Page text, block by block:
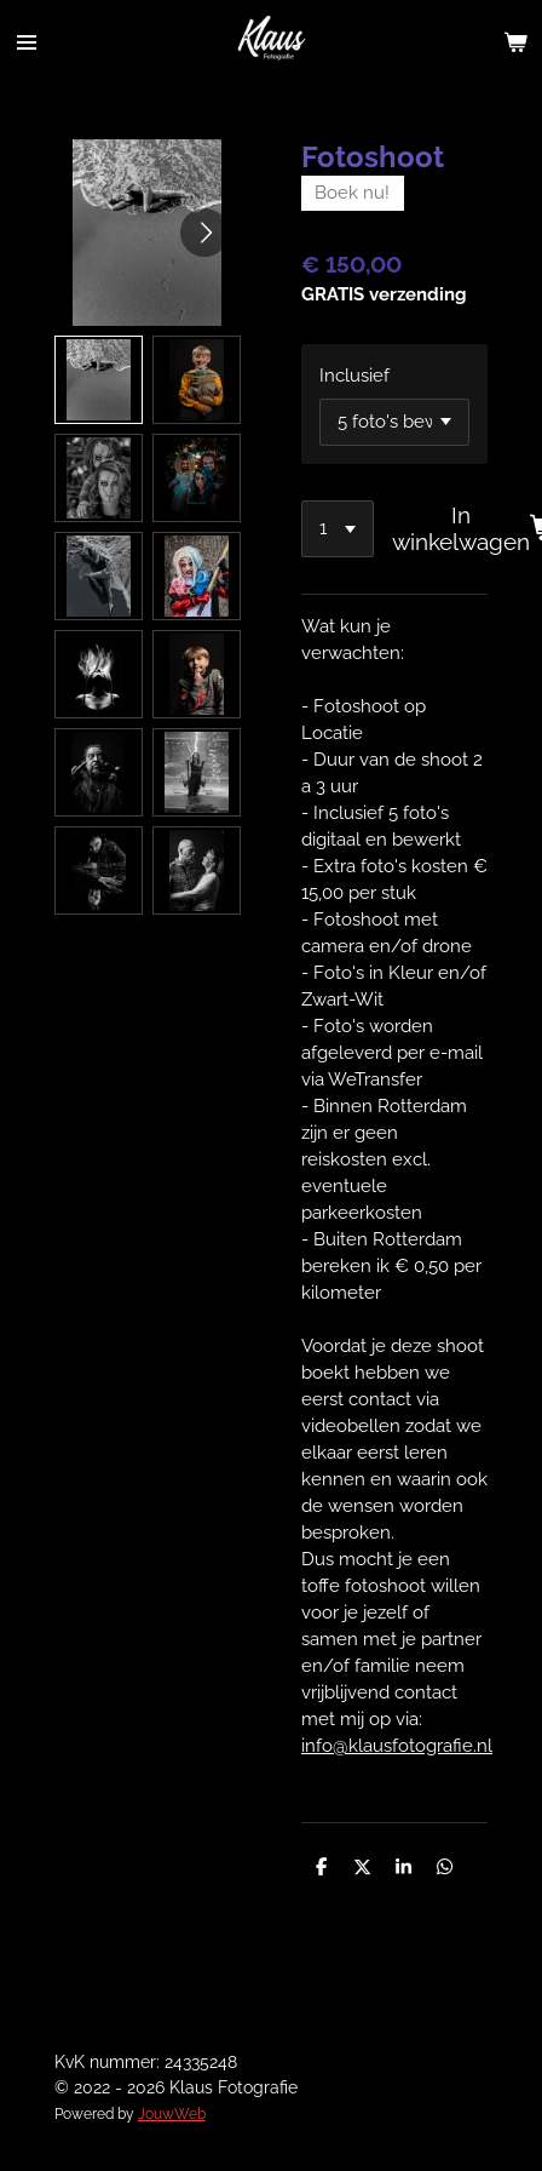
direct
Fotoshoot
Boek nu!
€ 150,00
GRATIS verzending
Inclusief
In
winkelwagen
Wat kun je
verwachten:
- Fotoshoot op
Locatie
- Duur van de shoot 2
a 3 uur
- Inclusief 5 foto's
digitaal en bewerkt
- Extra foto's kosten €
15,00 per stuk
- Fotoshoot met
camera en/of drone
- Foto's in Kleur en/of
Zwart-Wit
- Foto's worden
afgeleverd per e-mail
via WeTransfer
- Binnen Rotterdam
zijn er geen
reiskosten excl.
eventuele
parkeerkosten
- Buiten Rotterdam
bereken ik € 0,50 per
kilometer
Voordat je deze shoot
boekt hebben we
eerst contact via
videobellen zodat we
elkaar eerst leren
kennen en waarin ook
de wensen worden
besproken.
Dus mocht je een
toffe fotoshoot willen
voor je jezelf of
samen met je partner
en/of familie neem
vrijblijvend contact
met mij op via:
info@klausfotografie.nl
D
D
S
D
KvK nummer: 24335248
© 2022 - 2026 Klaus Fotografie
Powered by JouwWeb